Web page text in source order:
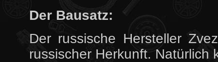
Der Bausatz:
Der russische Hersteller
russischer Herkunft. Natürlich